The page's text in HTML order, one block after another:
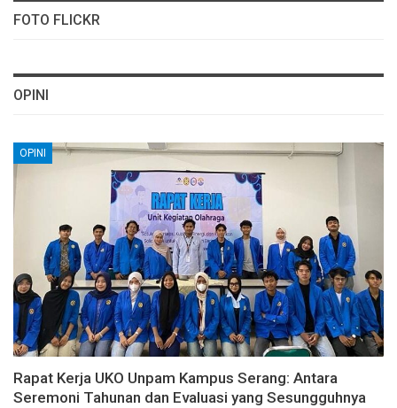
FOTO FLICKR
OPINI
OPINI
Rapat Kerja UKO Unpam Kampus Serang: Antara
Seremoni Tahunan dan Evaluasi yang Sesungguhnya